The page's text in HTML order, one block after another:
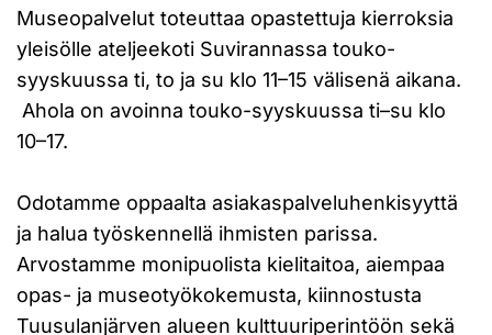
Museopalvelut toteuttaa opastettuja kierroksia
yleisölle ateljeekoti Suvirannassa touko-
syyskuussa ti, to ja su klo 11–15 välisenä aikana.
Ahola on avoinna touko-syyskuussa ti–su klo
10–17.
Odotamme oppaalta asiakaspalveluhenkisyyttä
ja halua työskennellä ihmisten parissa.
Arvostamme monipuolista kielitaitoa, aiempaa
opas- ja museotyökokemusta, kiinnostusta
Tuusulanjärven alueen kulttuuriperintöön sekä